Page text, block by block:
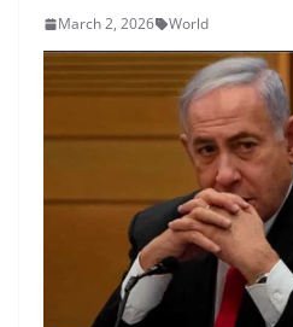
March 2, 2026 World